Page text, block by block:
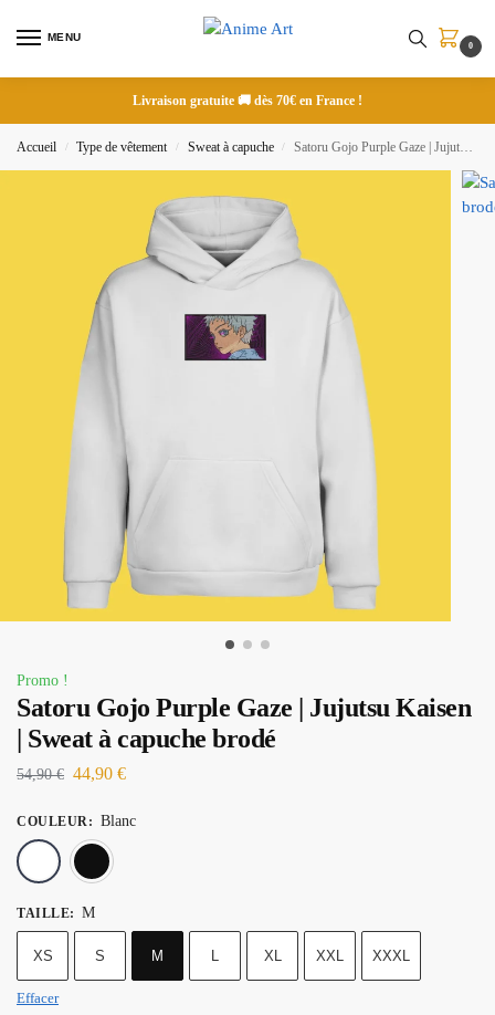
MENU
0
Livraison gratuite 🚚 dès 70€ en France !
Accueil / Type de vêtement / Sweat à capuche / Satoru Gojo Purple Gaze | Jujutsu Kaisen | Sweat à capuche brodé
Promo !
Satoru Gojo Purple Gaze | Jujutsu Kaisen
| Sweat à capuche brodé
54,90€ 44,90 €
COULEUR : Blanc
TAILLE: M
XS S M L XL XXL XXXL
Effacer